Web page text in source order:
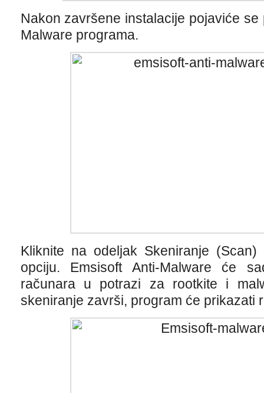
Nakon završene instalacije pojaviće
Malware programa.
Kliknite na odeljak Skeniranje (Scan)
opciju. Emsisoft Anti-Malware će
računara u potrazi za rootkite i
skeniranje završi, program će prikazati